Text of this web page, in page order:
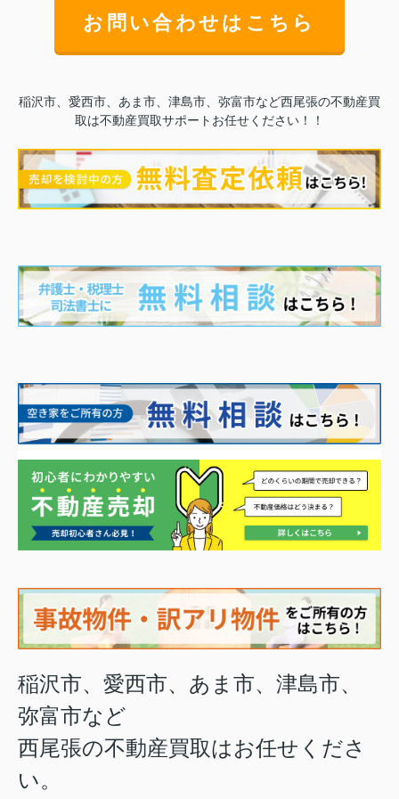
お問い合わせはこちら
稲沢市、愛西市、あま市、津島市、弥富市など西尾張の不動産買
取は不動産買取サポートお任せください！！
稲沢市、愛西市、あま市、津島市、
弥富市など
西尾張の不動産買取はお任せくださ
い。